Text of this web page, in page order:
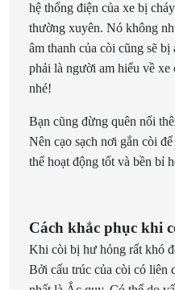
hệ thống điện của xe bị
thường xuyên. Nó không
âm thanh của còi cũng sẽ
phải là người am hiểu về
nhé!
Bạn cũng đừng quên nối
Nên cạo sạch nơi gắn còi
thể hoạt động tốt và bền bỉ
Cách khắc phục khi
Khi còi bị hư hỏng rất khó
Bởi cấu trúc của còi có liên